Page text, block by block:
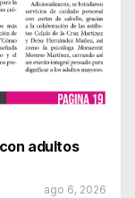
adultos
ago 6, 2026